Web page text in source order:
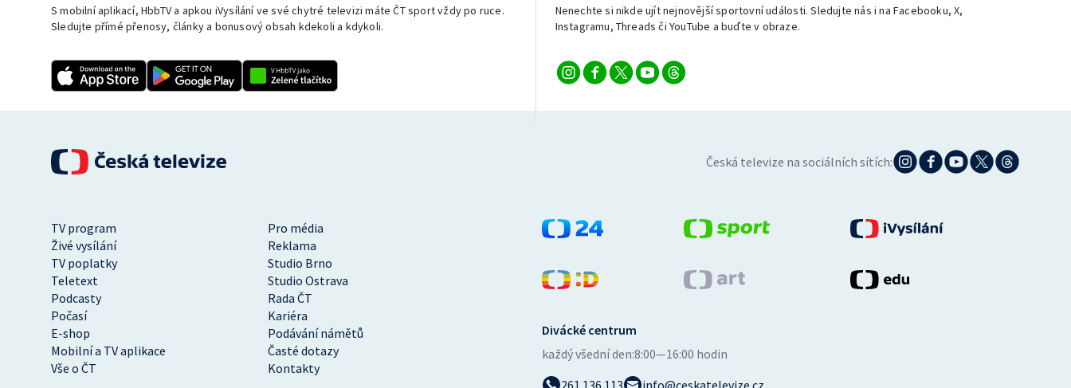
S mobilní aplikací, HbbTV a apkou iVysílání ve své chytré televizi máte ČT sport vždy po ruce.
Sledujte přímé přenosy, články a bonusový obsah kdekoli a kdykoli.
Nenechte si nikde ujít nejnovější sportovní události. Sledujte nás i na Facebooku, X,
Instagramu, Threads či YouTube a buďte v obraze.
Česká televize na sociálních sítích:
TV program
Pro média
Živé vysílání
Reklama
TV poplatky
Studio Brno
Teletext
Studio Ostrava
Podcasty
Rada ČT
Počasí
Kariéra
E-shop
Podávání námětů
Mobilní a TV aplikace
Časté dotazy
Vše o ČT
Kontakty
Divácké centrum
každý všední den:8:00—16:00 hodin